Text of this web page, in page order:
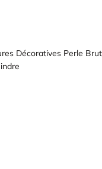
Décoratives Perle